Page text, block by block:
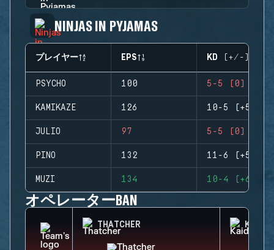
NINJAS IN PYJAMAS
プレイヤー EPS KD (+/-)
PSYCHO 100 5-5 (0)
KAMIKAZE 126 10-5 (+5)
JULIO 97 5-5 (0)
PINO 132 11-6 (+5)
MUZI 134 10-4 (+6)
オペレーターBAN
THATCHER KAID